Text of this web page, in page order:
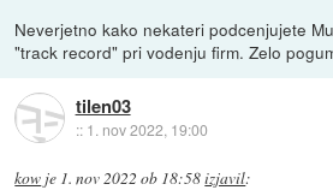
Neverjetno kako nekateri podcenjujete
"track record" pri vodenju firm. Zelo
tilen03
:: 1. nov 2022, 19:00
kow je 1. nov 2022 ob 18:58izjavil: